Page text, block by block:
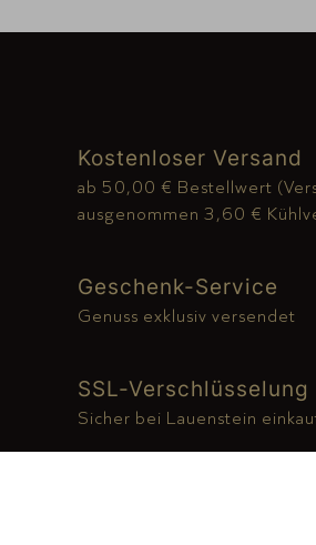
Kostenloser Versand
ab 50,00 € Bestellwert
ausgenommen 3,60 €
Geschenk-Service
Genuss exklusiv versendet
SSL-Verschlüsselung
Sicher bei Lauenstein